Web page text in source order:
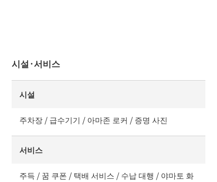
시설·서비스
시설
주차장 / 급수기기 / 아마존 로커 / 증명 사진
서비스
주득 / 꿈 쿠폰 / 택배 서비스 / 수납 대행 / 야마토 화